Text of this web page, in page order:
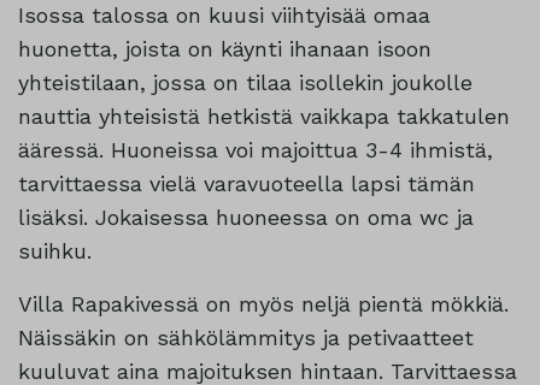
Isossa talossa on kuusi viihtyisää omaa
huonetta, joista on käynti ihanaan isoon
yhteistilaan, jossa on tilaa isollekin joukolle
nauttia yhteisistä hetkistä vaikkapa takkatulen
ääressä. Huoneissa voi majoittua 3-4 ihmistä,
tarvittaessa vielä varavuoteella lapsi tämän
lisäksi. Jokaisessa huoneessa on oma wc ja
suihku.
Villa Rapakivessä on myös neljä pientä mökkiä.
Näissäkin on sähkölämmitys ja petivaatteet
kuuluvat aina majoituksen hintaan. Tarvittaessa